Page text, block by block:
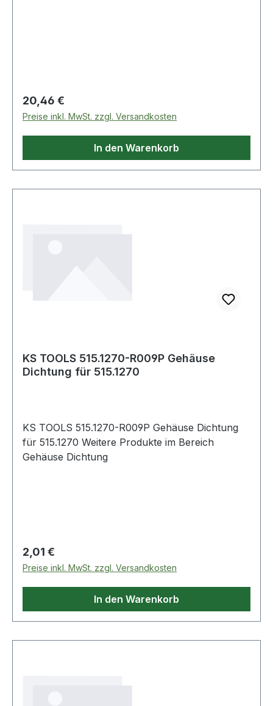
Regulärer Preis:
20,46 €
Preise inkl. MwSt. zzgl. Versandkosten
In den Warenkorb
KS TOOLS 515.1270-R009P Gehäuse
Dichtung für 515.1270
KS TOOLS 515.1270-R009P Gehäuse Dichtung
für 515.1270 Weitere Produkte im Bereich
Gehäuse Dichtung
Regulärer Preis:
2,01 €
Preise inkl. MwSt. zzgl. Versandkosten
In den Warenkorb